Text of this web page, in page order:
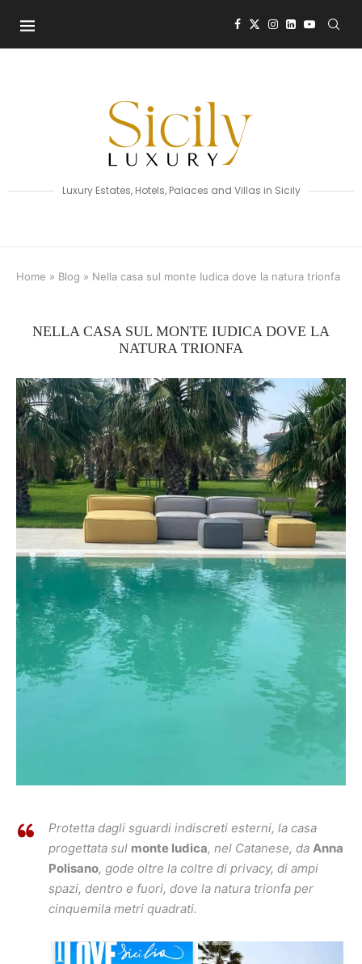
Luxury Estates, Hotels, Palaces and Villas in Sicily
Home » Blog » Nella casa sul monte Iudica dove la natura trionfa
NELLA CASA SUL MONTE IUDICA DOVE LA
NATURA TRIONFA
Protetta dagli sguardi indiscreti esterni, la casa
progettata sul monte Iudica, nel Catanese, da Anna
Polisano, gode oltre la coltre di privacy, di ampi
spazi, dentro e fuori, dove la natura trionfa per
cinquemila metri quadrati.